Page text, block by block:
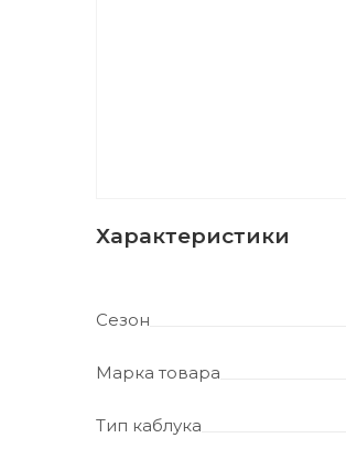
Характеристики
Сезон
Марка товара
Тип каблука